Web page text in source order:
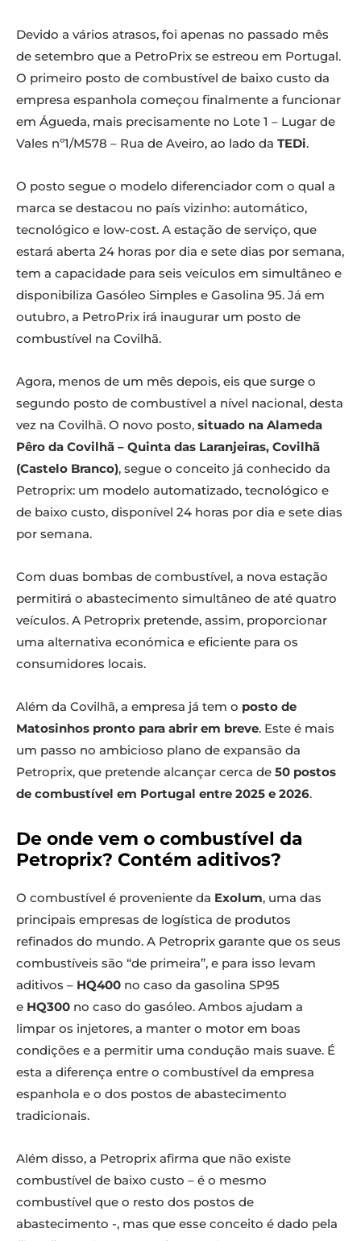
Devido a vários atrasos, foi apenas no passado mês
de setembro que a PetroPrix se estreou em Portugal.
O primeiro posto de combustível de baixo custo da
empresa espanhola começou finalmente a funcionar
em Águeda, mais precisamente no Lote 1 – Lugar de
Vales nº1/M578 – Rua de Aveiro, ao lado da TEDi.
O posto segue o modelo diferenciador com o qual a
marca se destacou no país vizinho: automático,
tecnológico e low-cost. A estação de serviço, que
estará aberta 24 horas por dia e sete dias por semana,
tem a capacidade para seis veículos em simultâneo e
disponibiliza Gasóleo Simples e Gasolina 95. Já em
outubro, a PetroPrix irá inaugurar um posto de
combustível na Covilhã.
Agora, menos de um mês depois, eis que surge o
segundo posto de combustível a nível nacional, desta
vez na Covilhã. O novo posto, situado na Alameda
Pêro da Covilhã – Quinta das Laranjeiras, Covilhã
(Castelo Branco), segue o conceito já conhecido da
Petroprix: um modelo automatizado, tecnológico e
de baixo custo, disponível 24 horas por dia e sete dias
por semana.
Com duas bombas de combustível, a nova estação
permitirá o abastecimento simultâneo de até quatro
veículos. A Petroprix pretende, assim, proporcionar
uma alternativa económica e eficiente para os
consumidores locais.
Além da Covilhã, a empresa já tem o posto de
Matosinhos pronto para abrir em breve. Este é mais
um passo no ambicioso plano de expansão da
Petroprix, que pretende alcançar cerca de 50 postos
de combustível em Portugal entre 2025 e 2026.
De onde vem o combustível da
Petroprix? Contém aditivos?
O combustível é proveniente da Exolum, uma das
principais empresas de logística de produtos
refinados do mundo. A Petroprix garante que os seus
combustíveis são “de primeira”, e para isso levam
aditivos – HQ400 no caso da gasolina SP95
e HQ300 no caso do gasóleo. Ambos ajudam a
limpar os injetores, a manter o motor em boas
condições e a permitir uma condução mais suave. É
esta a diferença entre o combustível da empresa
espanhola e o dos postos de abastecimento
tradicionais.
Além disso, a Petroprix afirma que não existe
combustível de baixo custo – é o mesmo
combustível que o resto dos postos de
abastecimento -, mas que esse conceito é dado pela